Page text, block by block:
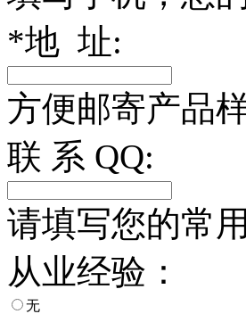
*地 址:
方便邮寄产品
联 系 QQ:
请填写您的常
从业经验：
无